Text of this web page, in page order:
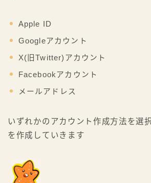
Apple ID
Googleアカウント
X(旧Twitter)アカウント
Facebookアカウント
メールアドレス
いずれかのアカウント作成方法を選
を作成していきます